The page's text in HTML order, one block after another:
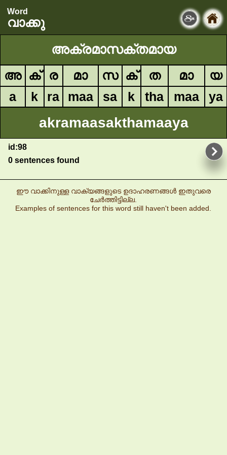
Word
വാക്കു
അക്രമാസക്തമായ
അ ക് ര മാ സ ക് ത മാ
യ
a
k ra maa sa k tha maa ya
akramaasakthamaaya
id:98
0 sentences found
ഈ വാക്കിനുള്ള വാക്യങ്ങളുടെ ഉദാഹരണങ്ങൾ ഇതുവരെ
ചേർത്തിട്ടില്ല.
Examples of sentences for this word still haven't been added.